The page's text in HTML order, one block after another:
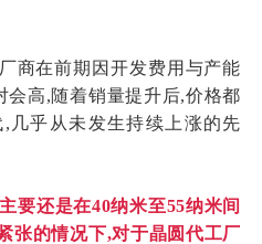
商在前期因开发费用与产能
会高,随着销量提升后,价格都
几乎从未发生持续上涨的先
要还是在40纳米至55纳米间
张的情况下,对于晶圆代工厂